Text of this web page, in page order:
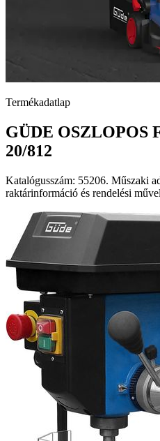
Termékadatlap
GÜDE OSZLOPOS
20/812
Katalógusszám: 55206. Műszaki
raktárinformáció és rendelési